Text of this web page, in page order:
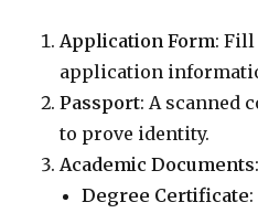
Application Form: Fill
application
Passport: A scanned
to prove identity.
Academic Documents:
Degree Certificate